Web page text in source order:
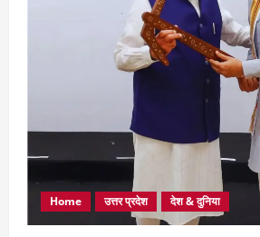
Home उत्तर प्रदेश देश & दुनिया